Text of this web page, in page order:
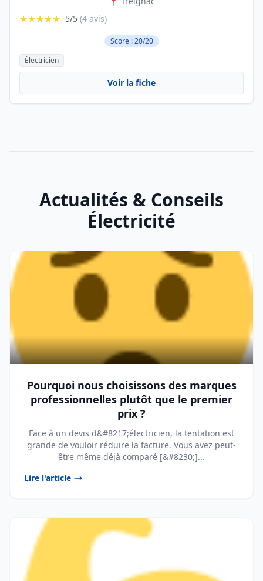
★★★★★ 5/5 (4 avis)
Score : 20/20
Électricien
Voir la fiche
Actualités & Conseils
Électricité
Pourquoi nous choisissons des marques
professionnelles plutôt que le premier
prix ?
Face à un devis d&#8217;électricien, la tentation est
grande de vouloir réduire la facture. Vous avez peut-
être même déjà comparé [&#8230;]...
Lire l'article